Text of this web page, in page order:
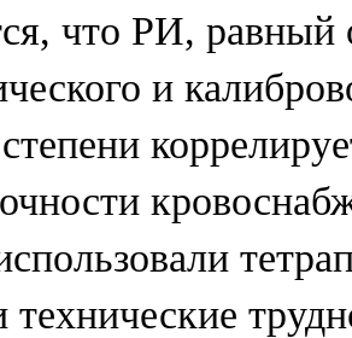
что РИ,
и
технические